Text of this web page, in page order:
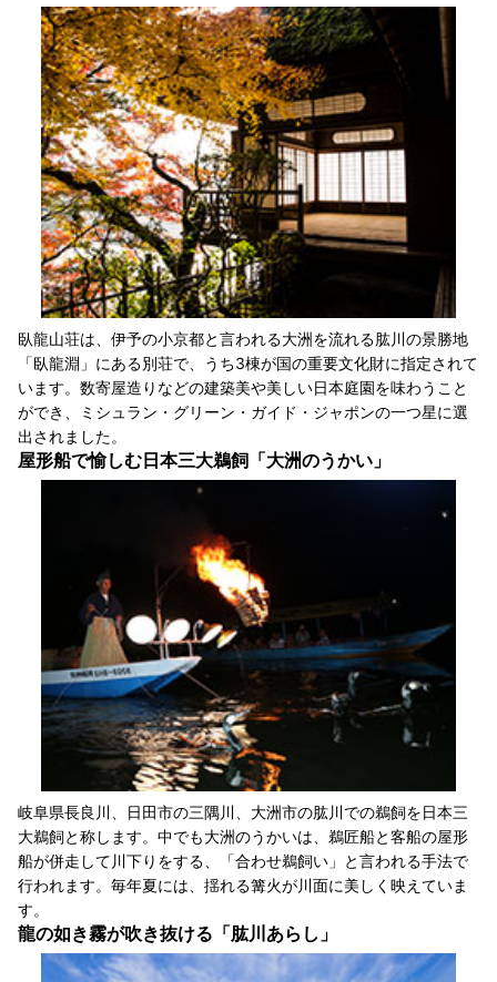
臥龍山荘は、伊予の小京都と言われる大洲を流れる肱川の景勝地
「臥龍淵」にある別荘で、うち3棟が国の重要文化財に指定されて
います。数寄屋造りなどの建築美や美しい日本庭園を味わうこと
ができ、ミシュラン・グリーン・ガイド・ジャポンの一つ星に選
出されました。
屋形船で愉しむ日本三大鵜飼「大洲のうかい」
岐阜県長良川、日田市の三隅川、大洲市の肱川での鵜飼を日本三
大鵜飼と称します。中でも大洲のうかいは、鵜匠船と客船の屋形
船が併走して川下りをする、「合わせ鵜飼い」と言われる手法で
行われます。毎年夏には、揺れる篝火が川面に美しく映えていま
す。
龍の如き霧が吹き抜ける「肱川あらし」